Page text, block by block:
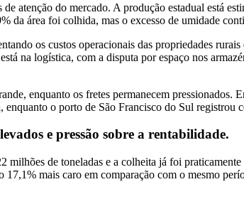
atenção do mercado. A produção estadual está
da área foi colhida, mas o excesso de umidade
os custos operacionais das propriedades
na logística, com a disputa por espaço nos
enquanto os fretes permanecem
o porto de São Francisco do Sul registrou
e pressão sobre a rentabilidade.
milhões de toneladas e a colheita já foi
mais caro em comparação com o mesmo